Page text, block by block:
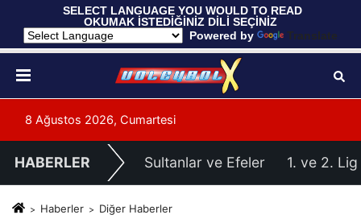
SELECT LANGUAGE YOU WOULD TO READ
OKUMAK İSTEDİĞİNİZ DİLİ SEÇİNİZ
Powered by
Translate
8 Ağustos 2026, Cumartesi
HABERLER Sultanlar ve Efeler 1. ve 2. Lig
Haberler Diğer Haberler